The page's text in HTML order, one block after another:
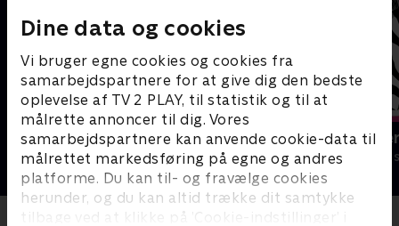
Dine data og cookies
Vi bruger egne cookies og cookies fra
samarbejdspartnere for at give dig den bedste
oplevelse af TV 2 PLAY, til statistik og til at
målrette annoncer til dig. Vores
samarbejdspartnere kan anvende cookie-data til
målrettet markedsføring på egne og andres
platforme. Du kan til- og fravælge cookies
herunder, og du kan altid trække dit samtykke
tilbage ved at klikke på ’Cookie-indstillinger’ i
Vilde unger
Børneserier • 1 sæsoner
Miniteve:
Børneserier • 1